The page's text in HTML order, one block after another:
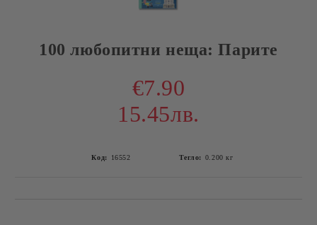
100 любопитни неща: Парите
€7.90
15.45лв.
Код: 16552 Тегло: 0.200 кг